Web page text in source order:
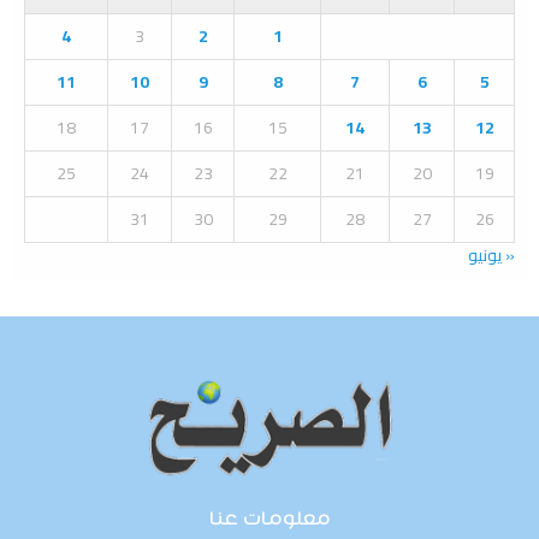
o
R
C
H
1
2
3
4
5
6
7
8
9
10
11
12
13
14
15
16
17
18
19
20
21
22
23
24
25
26
27
28
29
30
31
« يونيو
معلومات عنا